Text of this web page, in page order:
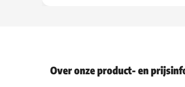
Over onze product- en